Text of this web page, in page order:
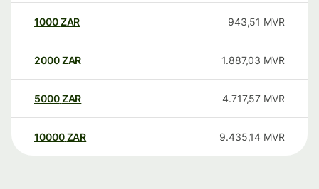
1000ZAR 943,51 MVR
2000ZAR 1.887,03 MVR
5000ZAR 4.717,57 MVR
10000 ZAR 9.435,14 MVR